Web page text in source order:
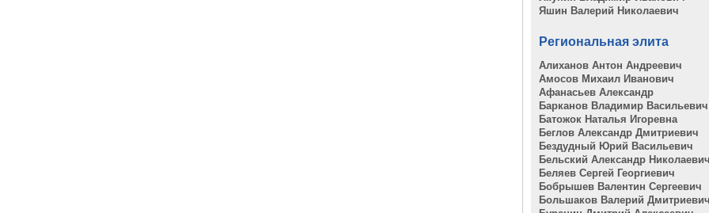
Яшин Валерий Николаевич
Региональная элита
Алиханов Антон Андреевич
Амосов Михаил Иванович
Афанасьев Александр
Барканов Владимир Васильевич
Батожок Наталья Игоревна
Беглов Александр Дмитриевич
Бездудный Юрий Васильевич
Бельский Александр Николаевич
Беляев Сергей Георгиевич
Бобрышев Валентин Сергеевич
Большаков Валерий Дмитриевич